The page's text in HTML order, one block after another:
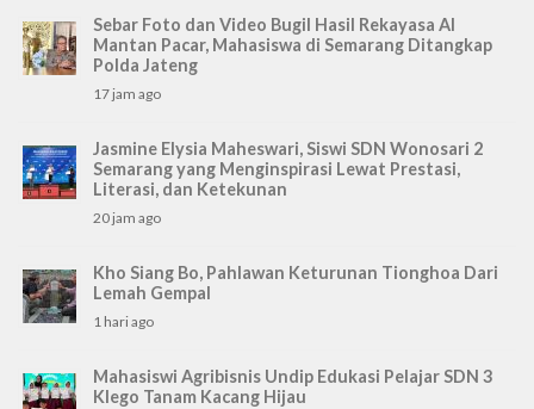
Sebar Foto dan Video Bugil Hasil Rekayasa AI
Mantan Pacar, Mahasiswa di Semarang Ditangkap
Polda Jateng
17 jam ago
Jasmine Elysia Maheswari, Siswi SDN Wonosari 2
Semarang yang Menginspirasi Lewat Prestasi,
Literasi, dan Ketekunan
20 jam ago
Kho Siang Bo, Pahlawan Keturunan Tionghoa Dari
Lemah Gempal
1 hari ago
Mahasiswi Agribisnis Undip Edukasi Pelajar SDN 3
Klego Tanam Kacang Hijau